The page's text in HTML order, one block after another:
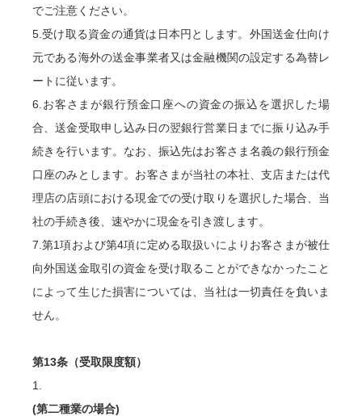
でご注意ください。
5.受け取る資金の通貨は日本円とします。外国送金仕向け
元である海外の送金事業者又は金融機関の設定する為替レ
ートに従います。
6.お客さまが銀行預金口座への資金の振込を選択した場
合、送金受取申し込み日の翌銀行営業日までに振り込み手
続きを行います。なお、振込先はお客さま名義の銀行預金
口座のみとします。お客さまが当社の本社、支店または代
理店の店頭における現金での受け取りを選択した場合、当
社の手続き後、速やかに現金を引き渡します。
7.第1項および第4項に定める取扱いによりお客さまが被仕
向外国送金取引の資金を受け取ることができなかったこと
によって生じた損害については、当社は一切責任を負いま
せん。
第13条（受取限度額）
1.
(第二種業の場合)